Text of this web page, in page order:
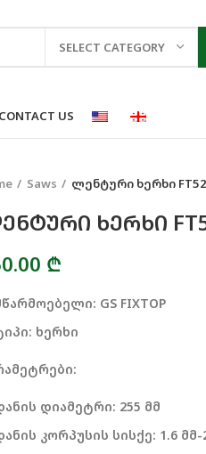
SELECT CATEGORY
CONTACT US
Saws ლენტური ხერხი
ᲮᲔᲠᲮᲘ
₾
GS FIXTOP
ხერხი
დიამეტრი: 255 მმ
კორპუსის სისქე: 1.6 მმ-